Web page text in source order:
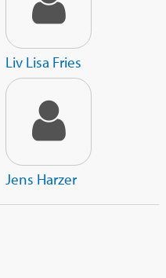
Liv Lisa Fries
Jens Harzer